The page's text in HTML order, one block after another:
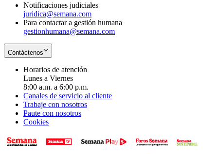
Notificaciones judiciales
juridica@semana.com
Para contactar a gestión humana
gestionhumana@semana.com
Contáctenos
Horarios de atención
Lunes a Viernes
8:00 a.m. a 6:00 p.m.
Canales de servicio al cliente
Trabaje con nosotros
Paute con nosotros
Cookies